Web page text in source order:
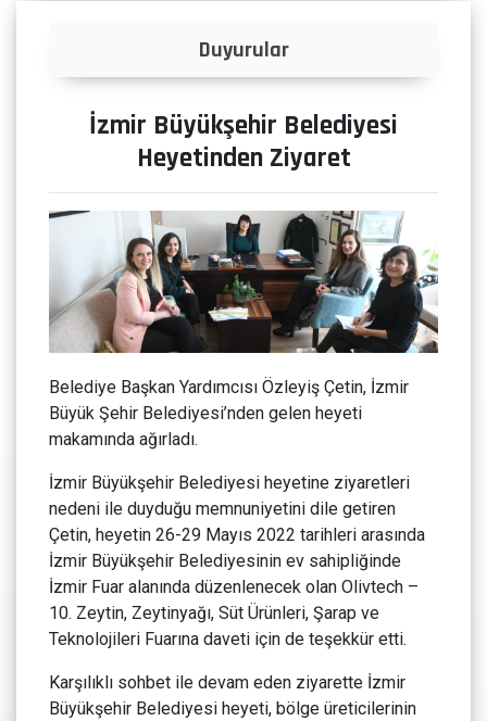
Duyurular
İzmir Büyükşehir Belediyesi
Heyetinden Ziyaret
Belediye Başkan Yardımcısı Özleyiş Çetin, İzmir
Büyük Şehir Belediyesi’nden gelen heyeti
makamında ağırladı.
İzmir Büyükşehir Belediyesi heyetine ziyaretleri
nedeni ile duyduğu memnuniyetini dile getiren
Çetin, heyetin 26-29 Mayıs 2022 tarihleri arasında
İzmir Büyükşehir Belediyesinin ev sahipliğinde
İzmir Fuar alanında düzenlenecek olan Olivtech –
10. Zeytin, Zeytinyağı, Süt Ürünleri, Şarap ve
Teknolojileri Fuarına daveti için de teşekkür etti.
Karşılıklı sohbet ile devam eden ziyarette İzmir
Büyükşehir Belediyesi heyeti, bölge üreticilerinin